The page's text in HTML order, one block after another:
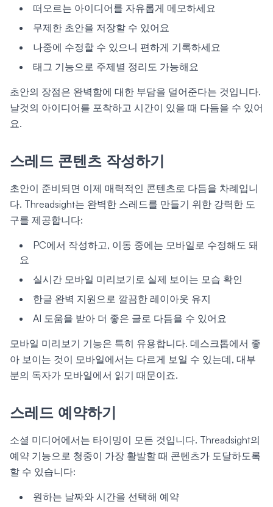
떠오르는 아이디어를 자유롭게 메모하세요
무제한 초안을 저장할 수 있어요
나중에 수정할 수 있으니 편하게 기록하세요
태그 기능으로 주제별 정리도 가능해요
초안의 장점은 완벽함에 대한 부담을 덜어준다는 것입니다.
날것의 아이디어를 포착하고 시간이 있을 때 다듬을 수 있어
요.
스레드 콘텐츠 작성하기
초안이 준비되면 이제 매력적인 콘텐츠로 다듬을 차례입니
다. Threadsight는 완벽한 스레드를 만들기 위한 강력한 도
구를 제공합니다:
PC에서 작성하고, 이동 중에는 모바일로 수정해도 돼
요
실시간 모바일 미리보기로 실제 보이는 모습 확인
한글 완벽 지원으로 깔끔한 레이아웃 유지
AI 도움을 받아 더 좋은 글로 다듬을 수 있어요
모바일 미리보기 기능은 특히 유용합니다. 데스크톱에서 좋
아 보이는 것이 모바일에서는 다르게 보일 수 있는데, 대부
분의 독자가 모바일에서 읽기 때문이죠.
스레드 예약하기
소셜 미디어에서는 타이밍이 모든 것입니다. Threadsight의
예약 기능으로 청중이 가장 활발할 때 콘텐츠가 도달하도록
할 수 있습니다:
원하는 날짜와 시간을 선택해 예약